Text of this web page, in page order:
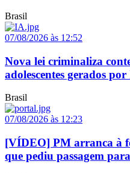
Brasil
07/08/2026 às 12:52
Nova lei criminaliza
adolescentes gerados
Brasil
07/08/2026 às 12:23
[VÍDEO] PM arranca à
que pediu passagem